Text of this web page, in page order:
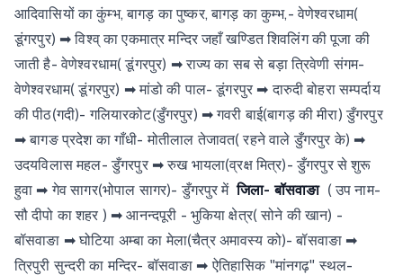
आदिवासियों का कुंम्भ, बागड़ का पुष्कर, बागड़ का कुम्भ,- वेणेश्वरधाम(
डूंगरपुर) ➡ विश्व् का एकमात्र मन्दिर जहाँ खण्डित शिवलिंग की पूजा की
जाती है- वेणेश्वरधाम( डूंगरपुर) ➡ राज्य का सब से बड़ा त्रिवेणी संगम-
वेणेश्वरधाम( डूंगरपुर) ➡ मांडो की पाल- डूंगरपुर ➡ दारुदी बोहरा सम्पर्दाय
की पीठ(गदी)- गलियारकोट(डुँगरपुर) ➡ गवरी बाई(बागड़ की मीरा) डुँगरपुर
➡ बागङ प्रदेश का गाँधी- मोतीलाल तेजावत( रहने वाले डुँगरपुर के) ➡
उदयविलास महल- डुँगरपुर ➡ रुख भायला(व्रक्ष मित्र)- डुँगरपुर से शुरू
हुवा ➡ गेव सागर(भोपाल सागर)- डुँगरपुर में जिला- बॉसवाङा ( उप नाम-
सौ दीपो का शहर ) ➡ आनन्दपूरी - भुकिया क्षेत्र( सोने की खान) -
बॉसवाङा ➡ घोटिया अम्बा का मेला(चैत्र अमावस्य को)- बॉसवाङा ➡
त्रिपुरी सुन्दरी का मन्दिर- बॉसवाङा ➡ ऐतिहासिक "मांनगढ़" स्थल-